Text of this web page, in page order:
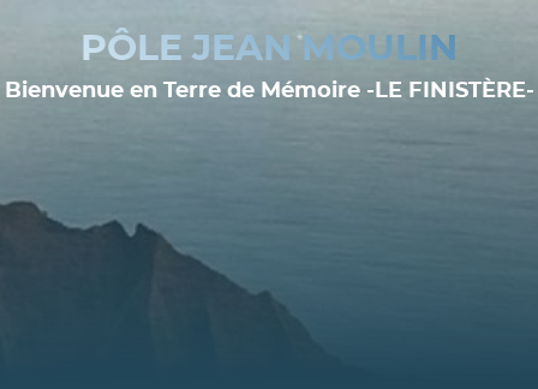
PÔLE JEAN MOULIN
Bienvenue en Terre de Mémoire -LE FINISTÈRE-